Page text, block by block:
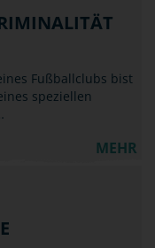
Fußballclubs bist
speziellen
MEHR